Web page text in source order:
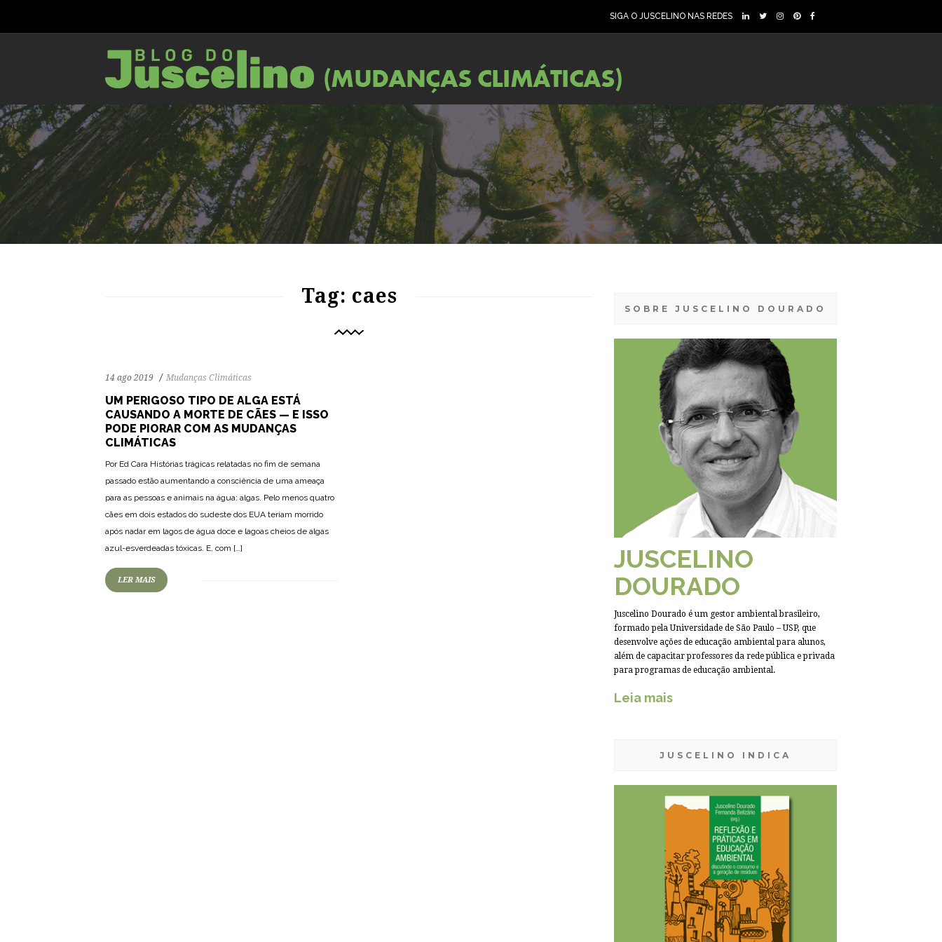
SIGA O JUSCELINO NAS REDES
Tag: caes
14 ago 2019 Mudanças Climáticas
UM PERIGOSO TIPO DE ALGA ESTÁ
CAUSANDO A MORTE DE CÃES — E ISSO
PODE PIORAR COM AS MUDANÇAS
CLIMÁTICAS
Por Ed Cara Histórias trágicas relatadas no fim de semana
passado estão aumentando a consciência de uma ameaça
para as pessoas e animais na água: algas. Pelo menos quatro
cães em dois estados do sudeste dos EUA teriam morrido
após nadar em lagos de água doce e lagoas cheios de algas
azul-esverdeadas tóxicas. E, com […]
LER MAIS
SOBRE JUSCELINO DOURADO
JUSCELINO
DOURADO
Juscelino Dourado é um gestor ambiental brasileiro,
formado pela Universidade de São Paulo – USP, que
desenvolve ações de educação ambiental para alunos,
além de capacitar professores da rede pública e privada
para programas de educação ambiental.
Leia mais
JUSCELINO INDICA